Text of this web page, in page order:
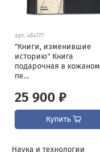
арт. 484777
"Книги, изменившие
историю" Книга
подарочная в кожаном
пе...
25 900 ₽
Купить
Наука и технологии